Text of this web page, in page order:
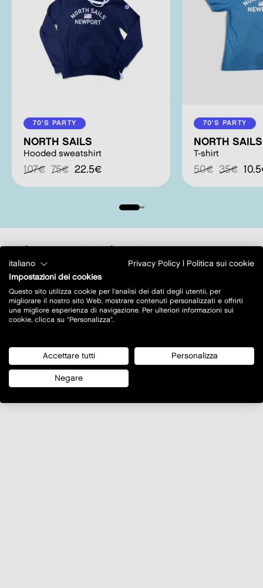
70'S PARTY
NORTH SAILS
Hooded sweatshirt
107€ 75€ 22.5€
70'S PARTY
NORTH SAILS
T-shirt
50€ 35€
italiano Privacy Policy
Politica sui cookie
Impostazioni dei cookies
Questo sito utilizza cookie per l'analisi dei dati degli utentii, per
migliorare il nostro sito Web, mostrare contenuti personalizzati e offrirti
una migliore esperienza di navigazione. Per ulteriori informazioni sui
cookie, clicca su "Personalizza".
Accettare tutti Personalizza
Negare